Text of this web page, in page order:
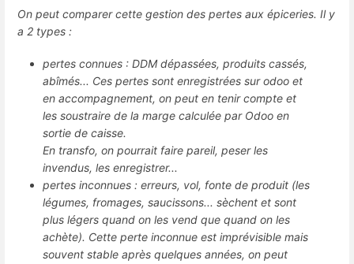
On peut comparer cette gestion des pertes aux épiceries. Il y
a 2 types :
pertes connues : DDM dépassées, produits cassés,
abîmés... Ces pertes sont enregistrées sur odoo et
en accompagnement, on peut en tenir compte et
les soustraire de la marge calculée par Odoo en
sortie de caisse.
En transfo, on pourrait faire pareil, peser les
invendus, les enregistrer...
pertes inconnues : erreurs, vol, fonte de produit (les
légumes, fromages, saucissons... sèchent et sont
plus légers quand on les vend que quand on les
achète). Cette perte inconnue est imprévisible mais
souvent stable après quelques années, on peut